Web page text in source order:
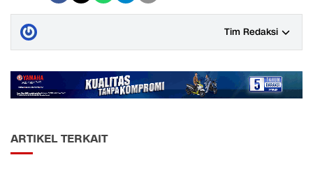
Tim Redaksi
ARTIKEL TERKAIT